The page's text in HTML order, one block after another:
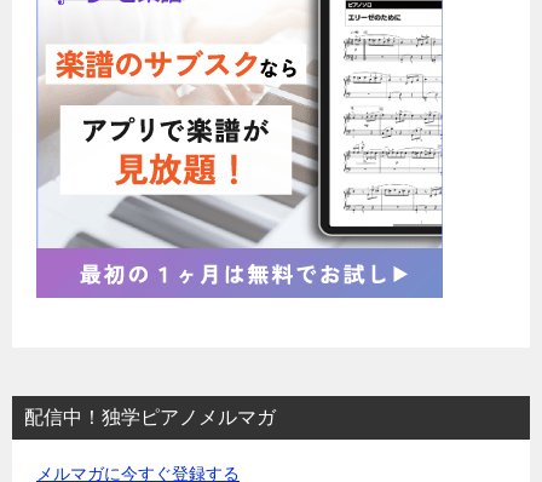
配信中！独学ピアノメルマガ
メルマガに今すぐ登録する